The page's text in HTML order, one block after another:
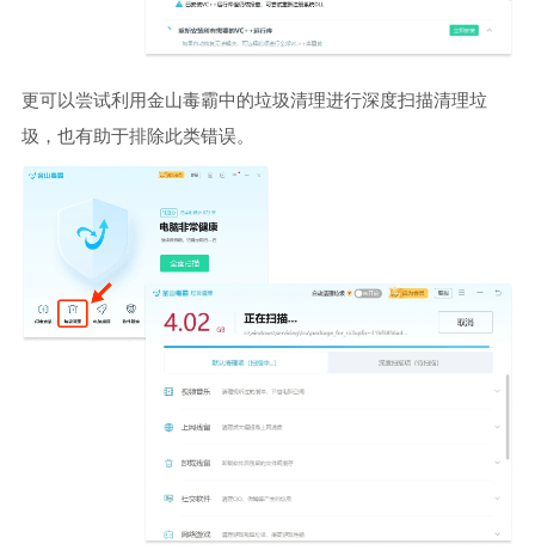
更可以尝试利用金山毒霸中的垃圾清理进行深度扫描清理垃
圾，也有助于排除此类错误。